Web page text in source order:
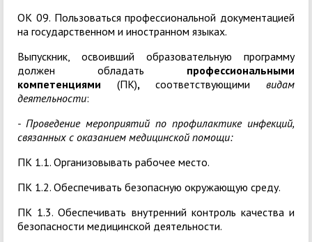
ОК 09. Пользоваться профессиональной документацией
на государственном и иностранном языках.
Выпускник, освоивший образовательную программу
должен обладать профессиональными
компетенциями (ПК),соответствующимивидам
деятельности:
- Проведение мероприятий по профилактике инфекций,
связанных с оказанием медицинской помощи:
ПК 1.1. Организовывать рабочее место.
ПК 1.2. Обеспечивать безопасную окружающую среду.
ПК 1.3. Обеспечивать внутренний контроль качества и
безопасности медицинской деятельности.